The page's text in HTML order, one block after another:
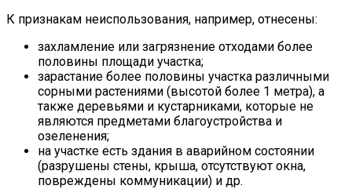
К признакам неиспользования, например, отнесены:
захламление или загрязнение отходами более
половины площади участка;
зарастание более половины участка различными
сорными растениями (высотой более 1 метра), а
также деревьями и кустарниками, которые не
являются предметами благоустройства и
озеленения;
на участке есть здания в аварийном состоянии
(разрушены стены, крыша, отсутствуют окна,
повреждены коммуникации) и др.